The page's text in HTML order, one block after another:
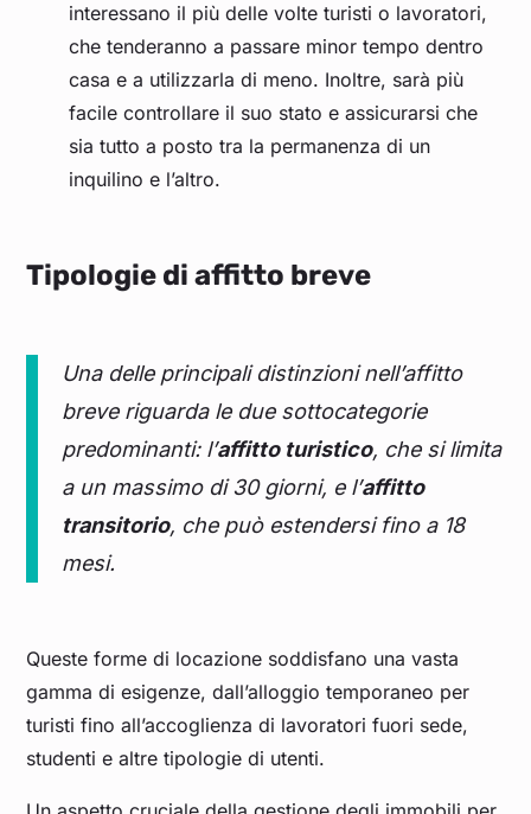
interessano il più delle volte turisti o lavoratori,
che tenderanno a passare minor tempo dentro
casa e a utilizzarla di meno. Inoltre, sarà più
facile controllare il suo stato e assicurarsi che
sia tutto a posto tra la permanenza di un
inquilino e l’altro.
Tipologie di affitto breve
Una delle principali distinzioni nell’affitto
breve riguarda le due sottocategorie
predominanti: l’affitto turistico, che si limita
a un massimo di 30 giorni, e l’affitto
transitorio, che può estendersi fino a 18
mesi.
Queste forme di locazione soddisfano una vasta
gamma di esigenze, dall’alloggio temporaneo per
turisti fino all’accoglienza di lavoratori fuori sede,
studenti e altre tipologie di utenti.